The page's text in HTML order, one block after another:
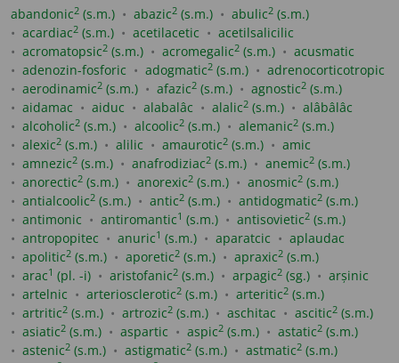
abandonic2 (s.m.) abazic2 (s.m.) abulic2 (s.m.)
acardiac2 (s.m.) acetilacetic
acetilsalicilic
acromatopsic2 (s.m.) acromegalic2 (s.m.)
acusmatic
adenozin-fosforic
adogmatic2 (s.m.)
adrenocorticotropic
aerodinamic2 (s.m.) afazic2 (s.m.) agnostic2 (s.m.)
aidamac
aiduc alabalâc alalic2 (s.m.)
alâbâlâc
alcoholic2 (s.m.) alcoolic2 (s.m.) alemanic2 (s.m.)
alexic2 (s.m.) alilic amaurotic2 (s.m.)
amic
amnezic2 (s.m.) anafrodiziac2 (s.m.) anemic2 (s.m.)
anorectic2 (s.m.) anorexic2 (s.m.) anosmic2 (s.m.)
antialcoolic2 (s.m.) antic2 (s.m.) antidogmatic2 (s.m.)
antimonic
antiromantic1 (s.m.) antisovietic2 (s.m.)
antropopitec
anuric1 (s.m.) aparatcic
aplaudac
apolitic2 (s.m.) aporetic2 (s.m.) apraxic2 (s.m.)
arac1 (pl. -i) aristofanic2 (s.m.) arpagic2 (sg.)
arșinic
artelnic
arteriosclerotic2 (s.m.) arteritic2 (s.m.)
artritic2 (s.m.) artrozic2 (s.m.) aschitac ascitic2 (s.m.)
asiatic2 (s.m.) aspartic aspic2 (s.m.) astatic2 (s.m.)
astenic2 (s.m.) astigmatic2 (s.m.) astmatic2 (s.m.)